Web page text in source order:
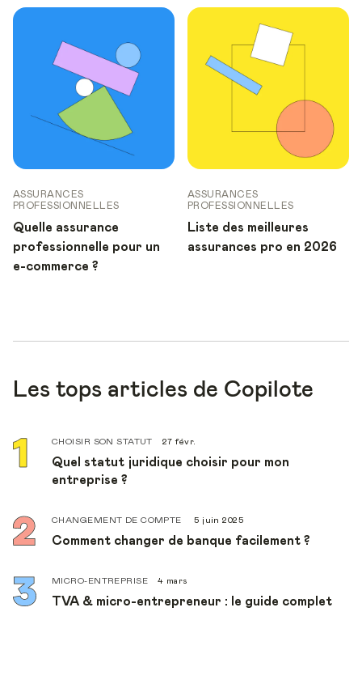
ASSURANCES
PROFESSIONNELLES
Quelle assurance
professionnelle pour un
e-commerce ?
ASSURANCES
PROFESSIONNELLES
Liste des meilleures
assurances pro en 2026
Les tops articles de Copilote
CHOISIR SON STATUT 27 févr.
Quel statut juridique choisir pour mon
entreprise ?
CHANGEMENT DE COMPTE 5 juin 2025
Comment changer de banque facilement ?
MICRO-ENTREPRISE 4 mars
TVA & micro-entrepreneur : le guide complet